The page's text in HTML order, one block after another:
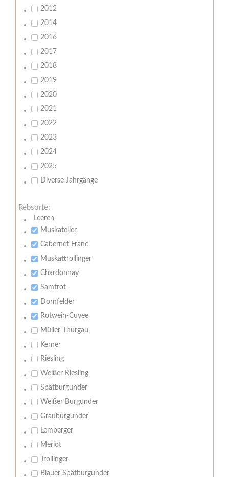
2012
2014
2016
2017
2018
2019
2020
2021
2022
2023
2024
2025
Diverse Jahrgänge
Rebsorte:
Leeren
Muskateller
Cabernet Franc
Muskattrollinger
Chardonnay
Samtrot
Dornfelder
Rotwein-Cuvee
Müller Thurgau
Kerner
Riesling
Weißer Riesling
Spätburgunder
Weißer Burgunder
Grauburgunder
Lemberger
Merlot
Trollinger
Blauer Spätburgunder